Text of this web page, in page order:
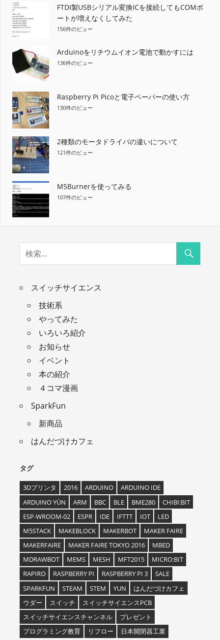
FTDI製USBシリアル変換ICを接続してもCOMポ
ートが増えなくしてみた
156件のビュー
Arduinoをリチウムイオン電池で動かすには
136件のビュー
Raspberry Pi Picoと電子ペーパーの使い方
130件のビュー
2種類のモータドライバの違いについて
121件のビュー
M5Burnerを使ってみる
107件のビュー
スイッチサイエンス
技術系
やってみた
いろいろ紹介
お知らせ
イベント
本の紹介
４コマ漫画
SparkFun
新商品
はんだづけカフェ
タグ
3Dプリンタ 2016 ARDUINO
ARDUINO IDE
ARDUINO YÚN
ARM BBC BLE BME280
CHIBI:BIT
ESP-WROOM-02
ESPR IDE IFTTT IOT
LED
M5STACK
MAKEBLOCK MAKERBOT
MAKER FAIRE
MAKERFAIRE
MAKER FAIRE TOKYO 2016
MBED
MDRAWBOT
MEMS MESH MFT2015
MICRO:BIT
RAPIRO
RASPBERRY PI RASPBERRY PI 3
SALE
SPARKFUN
STEAM STEM YUN
はんだづけカフェ
ウダー
スイッチ
スイッチサイエンスPCB
スイッチサイエンスチャンネル
プレゼント
プログラミング教育
リフロー 日本開閉器工業